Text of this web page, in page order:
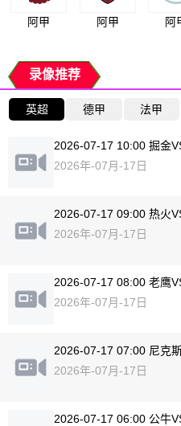
阿甲 阿甲 阿
录像推荐
英超 德甲 法甲
2026-07-17 10:00 掘金
2026年-07月-17日
2026-07-17 09:00 热火
2026年-07月-17日
2026-07-17 08:00 老鹰
2026年-07月-17日
2026-07-17 07:00 尼克
2026年-07月-17日
2026-07-17 06:00 公牛